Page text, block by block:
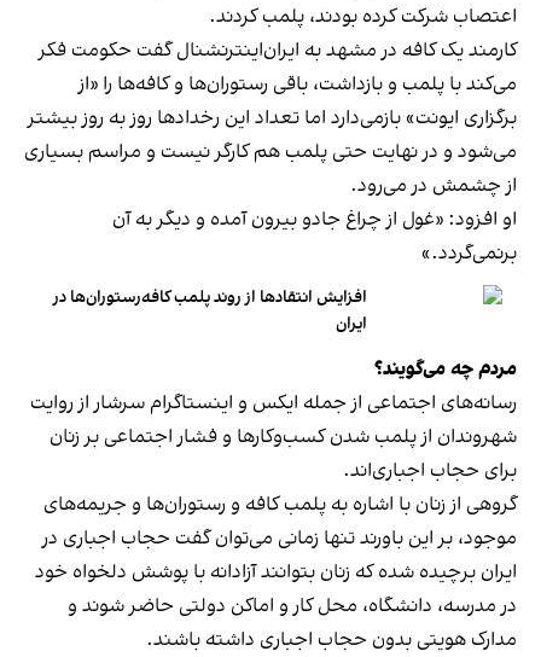
اعتصاب شرکت کرده بودند، پلمب کردند.
کارمند یک کافه در مشهد به ایران‌اینترنشنال گفت حکومت فکر
می‌کند با پلمب و بازداشت، باقی رستوران‌ها و کافه‌ها را «از
برگزاری ایونت» بازمی‌دارد اما تعداد این رخدادها روز به روز بیشتر
می‌شود و در نهایت حتی پلمب هم کارگر نیست و مراسم بسیاری
از چشمش در می‌رود.
او افزود: «غول از چراغ جادو بیرون آمده و دیگر به آن
برنمی‎‌گردد.»
افزایش انتقادها از روند پلمب کافه‌رستوران‌ها در
ایران
مردم چه می‌گویند؟
رسانه‎‌های اجتماعی از جمله ایکس و اینستاگرام سرشار از روایت
شهروندان از پلمب شدن کسب‌وکارها و فشار اجتماعی بر زنان
برای حجاب اجباری‌اند.
گروهی از زنان با اشاره به پلمب کافه و رستوران‌ها و جریمه‌های
موجود، بر این باورند تنها زمانی می‌توان گفت حجاب اجباری در
ایران برچیده شده که زنان بتوانند آزادانه با پوشش دلخواه خود
در مدرسه، دانشگاه، محل کار و اماکن دولتی حاضر شوند و
مدارک هویتی بدون حجاب اجباری داشته باشند.